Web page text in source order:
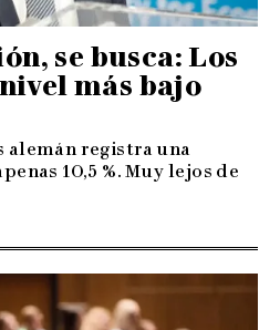
se busca: Los
más bajo
alemán registra una
10,5 %. Muy lejos de